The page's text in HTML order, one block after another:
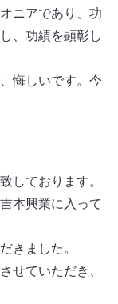
ニアであり、功
、功績を顕彰し
悔しいです。今
しております。
本興業に入って
きました。
せていただき、